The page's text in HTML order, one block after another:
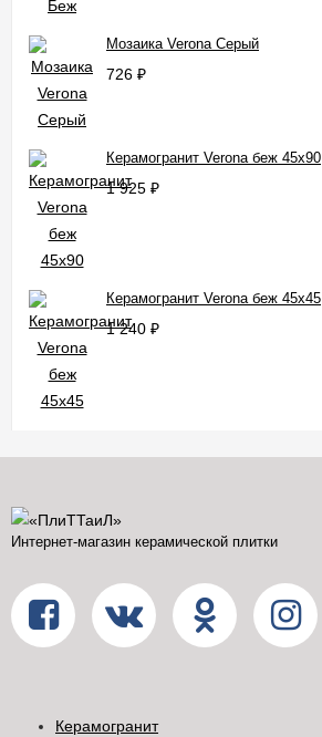
Мозаика Verona Серый
726 ₽
Керамогранит Verona беж 45x90
1 925 ₽
Керамогранит Verona беж 45x45
1 240 ₽
Интернет-магазин керамической плитки
Керамогранит